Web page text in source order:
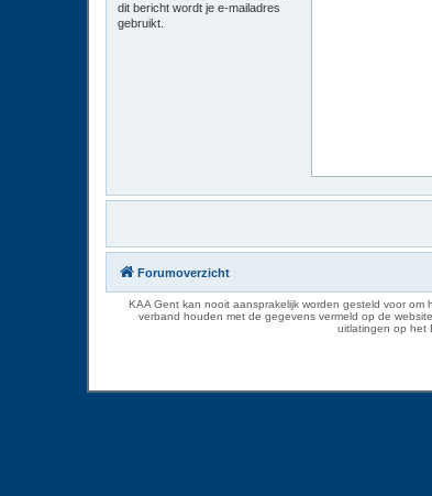
dit bericht wordt je e-mailadres
gebruikt.
Forumoverzicht
KAA Gent kan nooit aansprakelijk worden gesteld voor
verband houden met de gegevens vermeld op de
uitlatingen op het